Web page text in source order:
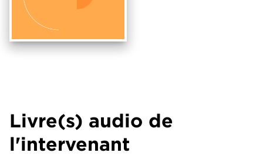
Livre(s) audio de
l'intervenant